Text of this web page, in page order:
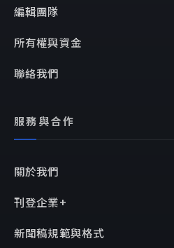
編輯團隊
所有權與資金
聯絡我們
服務與合作
關於我們
刊登企業+
新聞稿規範與格式